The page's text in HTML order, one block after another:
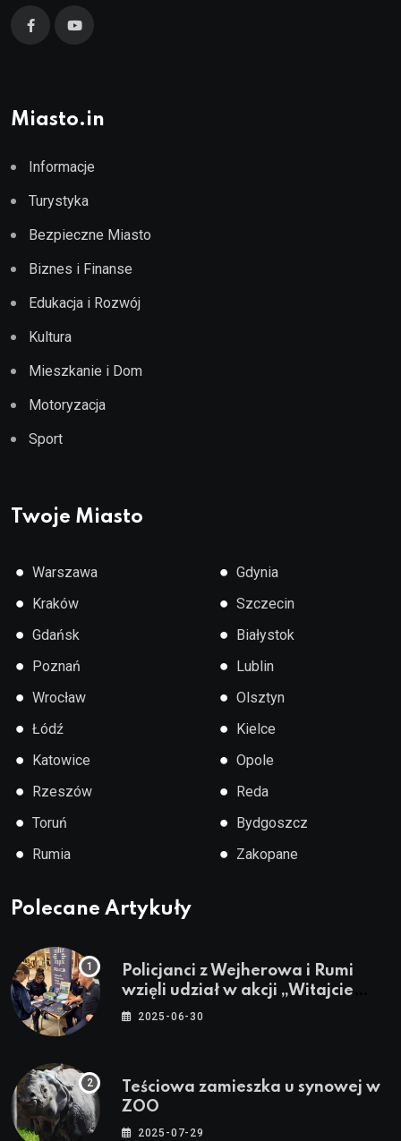
Miasto.in
Informacje
Turystyka
Bezpieczne Miasto
Biznes i Finanse
Edukacja i Rozwój
Kultura
Mieszkanie i Dom
Motoryzacja
Sport
Twoje Miasto
● Warszawa
● Kraków
● Gdańsk
● Poznań
● Wrocław
● Łódź
● Katowice
● Rzeszów
● Toruń
● Rumia
● Gdynia
● Szczecin
● Białystok
● Lublin
● Olsztyn
● Kielce
● Opole
● Reda
● Bydgoszcz
● Zakopane
Polecane Artykuły
Policjanci z Wejherowa i Rumi
wzięli udział w akcji „Witajcie
Wakacje”
2025-06-30
Teściowa zamieszka u synowej w
ZOO
2025-07-29